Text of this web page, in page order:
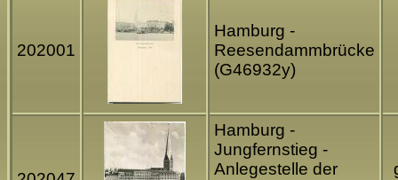
202001
Hamburg -
Reesendammbrücke
(G46932y)
Hamburg -
Jungfernstieg -
Anlegestelle der